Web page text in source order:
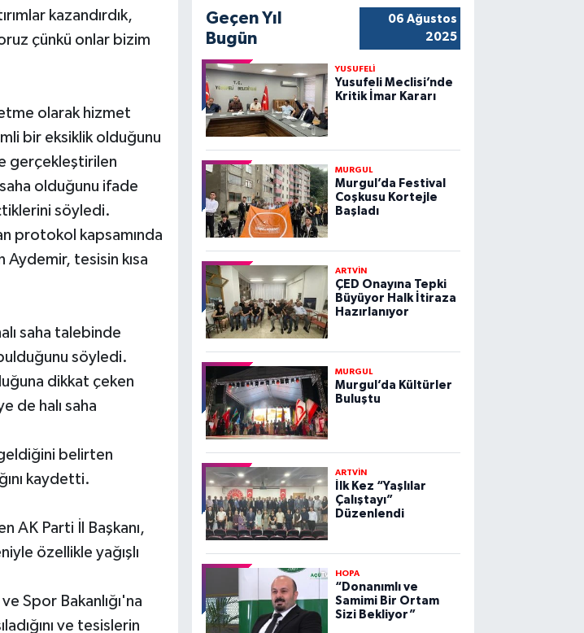
kazandırdık,
çünkü onlar bizim
olarak hizmet
bir eksiklik olduğunu
gerçekleştirilen
olduğunu ifade
söyledi.
protokol kapsamında
Aydemir, tesisin kısa
saha talebinde
söyledi.
dikkat çeken
de halı saha
belirten
kaydetti.
AK Parti İl Başkanı,
özellikle yağışlı
Spor Bakanlığı'na
ve tesislerin
Geçen Yıl
Bugün
06 Ağustos
2025
YUSUFELİ
Yusufeli Meclisi’nde
Kritik İmar Kararı
MURGUL
Murgul’da Festival
Coşkusu Kortejle
Başladı
ARTVİN
ÇED Onayına Tepki
Büyüyor Halk İtiraza
Hazırlanıyor
MURGUL
Murgul’da Kültürler
Buluştu
ARTVİN
İlk Kez “Yaşlılar
Çalıştayı”
Düzenlendi
HOPA
“Donanımlı ve
Samimi Bir Ortam
Sizi Bekliyor”